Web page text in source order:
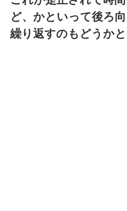
ど、かといって後ろ
繰り返すのもどうかと